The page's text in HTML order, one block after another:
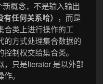
概念，不是输入输出
有任何关系哈） ，而是
合类上进行操作的工
的方式处理集合数据的
制权交给集合类。
，只是Iterator 是以外部
。